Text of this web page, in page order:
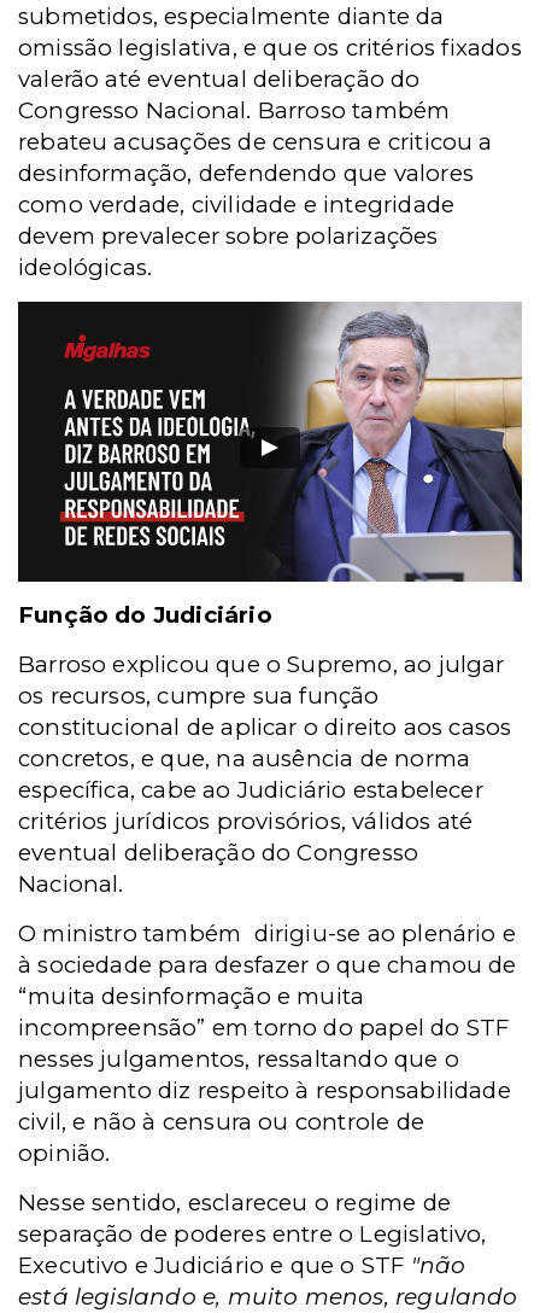
submetidos, especialmente diante da
omissão legislativa, e que os critérios fixados
valerão até eventual deliberação do
Congresso Nacional. Barroso também
rebateu acusações de censura e criticou a
desinformação, defendendo que valores
como verdade, civilidade e integridade
devem prevalecer sobre polarizações
ideológicas.
Função do Judiciário
Barroso explicou que o Supremo, ao julgar
os recursos, cumpre sua função
constitucional de aplicar o direito aos casos
concretos, e que, na ausência de norma
específica, cabe ao Judiciário estabelecer
critérios jurídicos provisórios, válidos até
eventual deliberação do Congresso
Nacional.
O ministro também dirigiu-se ao plenário e
à sociedade para desfazer o que chamou de
“muita desinformação e muita
incompreensão” em torno do papel do STF
nesses julgamentos, ressaltando que o
julgamento diz respeito à responsabilidade
civil, e não à censura ou controle de
opinião.
Nesse sentido, esclareceu o regime de
separação de poderes entre o Legislativo,
Executivo e Judiciário e que o STF "não
está legislando e, muito menos, regulando